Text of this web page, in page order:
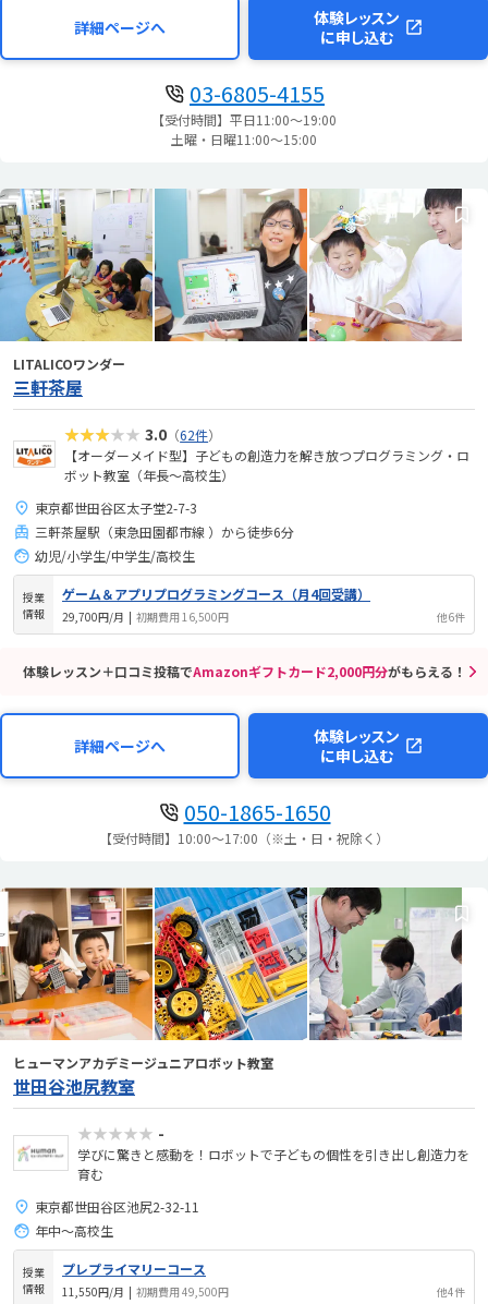
詳細ページへ
体験レッスン
に申し込む
03-6805-4155
【受付時間】平日11:00～19:00
土曜・日曜11:00～15:00
LITALICOワンダー
三軒茶屋
★★★★★ 3.0 （62件）
【オーダーメイド型】子どもの創造力を解き放つプログラミング・ロ
ボット教室（年長～高校生）
東京都世田谷区太子堂2-7-3
三軒茶屋駅（東急田園都市線 ）から徒歩6分
幼児/小学生/中学生/高校生
授業
情報
ゲーム＆アプリプログラミングコース（月4回受講）
29,700円/月 | 初期費用 16,500円 他6件
体験レッスン＋口コミ投稿でAmazonギフトカード2,000円分がもらえる！
詳細ページへ
体験レッスン
に申し込む
050-1865-1650
【受付時間】10:00～17:00（※土・日・祝除く）
ヒューマンアカデミージュニアロボット教室
世田谷池尻教室
★★★★★ -
学びに驚きと感動を！ロボットで子どもの個性を引き出し創造力を
育む
東京都世田谷区池尻2-32-11
年中～高校生
授業
情報
プレプライマリーコース
11,550円/月 | 初期費用 49,500円 他4件